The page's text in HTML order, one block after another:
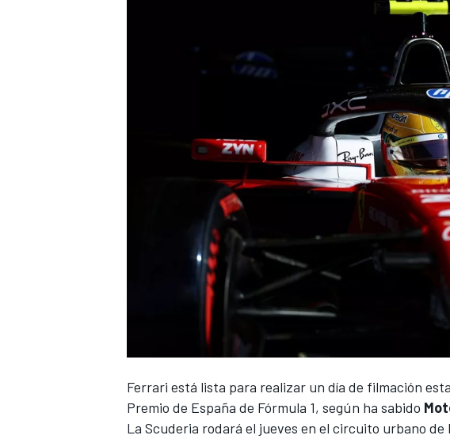
Ferrari está lista para realizar un día de filmación
Premio de España de Fórmula 1, según ha sabido
La Scuderia rodará el jueves en el circuito urbano